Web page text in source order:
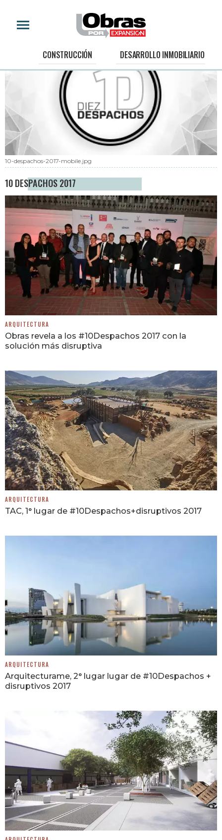
CONSTRUCCIÓN DESARROLLO INMOBILIARIO
10-despachos-2017-mobile.jpg
10 DESPACHOS 2017
ARQUITECTURA
Obras revela a los #10Despachos 2017 con la
solución más disruptiva
ARQUITECTURA
TAC, 1° lugar de #10Despachos+disruptivos 2017
ARQUITECTURA
Arquitecturame, 2° lugar lugar de #10Despachos +
disruptivos 2017